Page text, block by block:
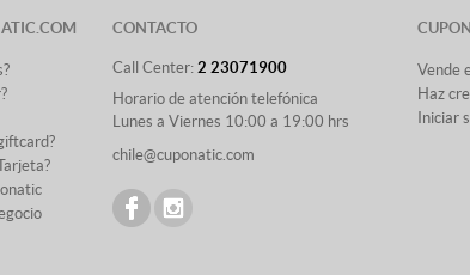
CONTACTO
Call Center: 2 23071900
Horario de atención telefónica
Lunes a Viernes 10:00 a 19:00 hrs
chile@cuponatic.com
Vende
Haz
Iniciar